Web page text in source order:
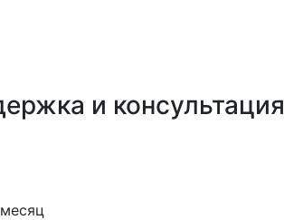
и консультация